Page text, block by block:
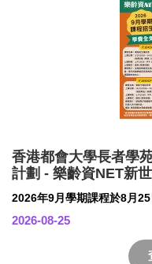
香港都會大學長者學
計劃 - 樂齡資NET新
2026年9月學期課程於8月
2026-08-25